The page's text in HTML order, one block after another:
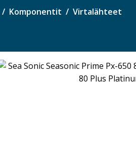
Komponentit Virtalähteet